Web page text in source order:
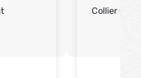
Collier